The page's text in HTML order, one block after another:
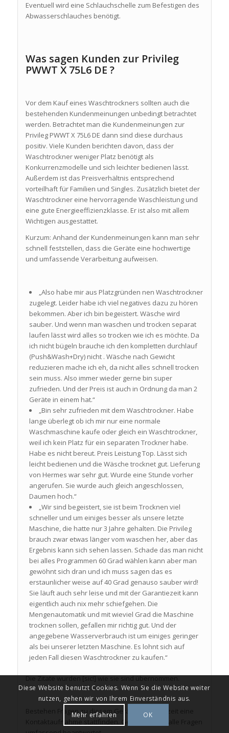
Eventuell wird eine Schlauchschelle zum Befestigen des
Abwasserschlauches benötigt.
Was sagen Kunden zur Privileg
PWWT X 75L6 DE ?
Vor dem Kauf eines Waschtrockners sollten auch die
bestehenden Kundenmeinungen unbedingt betrachtet
werden. Betrachtet man die Kundenmeinungen zur
Privileg PWWT X 75L6 DE dann sind diese durchaus
positiv. Viele Kunden berichten davon, dass der
Waschtrockner weniger Platz benötigt als
Konkurrenzmodelle und sich leichter bedienen lässt.
Außerdem ist das Preisverhältnis entsprechend
vorteilhaft für Familien und Singles. Zusätzlich bietet der
Waschtrockner eine hervorragende Waschleistung und
eine gute Energieeffizienzklasse. Er ist also mit allem
Wichtigen ausgestattet.
Kurzum: Anhand der Kundenmeinungen kann man sehr
schnell feststellen, dass die Geräte eine hochwertige
und umfassende Verarbeitung aufweisen.
„Also habe mir aus Platzgründen nen Waschtrockner
zugelegt. Leider habe ich viel negatives dazu zu hören
bekommen. Aber ich bin begeistert. Wäsche wird
sauber. Und wenn man waschen und trocken separat
laufen lässt wird alles so trocken wie ich es möchte. Da
ich nicht bügeln brauche ich den kompletten durchlauf
(Push&Wash+Dry) nicht . Wäsche nach Gewicht
reduzieren mache ich eh, da nicht alles schnell trocken
sein muss. Also immer wieder gerne bin super
zufrieden. Und der Preis ist auch in Ordnung da man 2
Geräte in einem hat.“
„Bin sehr zufrieden mit dem Waschtrockner. Habe
lange überlegt ob ich mir nur eine normale
Waschmaschine kaufe oder gleich ein Waschtrockner,
weil ich kein Platz für ein separaten Trockner habe.
Habe es nicht bereut. Preis Leistung Top. Lässt sich
leicht bedienen und die Wäsche trocknet gut. Lieferung
von Hermes war sehr gut. Wurde eine Stunde vorher
angerufen. Sie wurde auch gleich angeschlossen,
Daumen hoch.“
„Wir sind begeistert, sie ist beim Trocknen viel
schneller und um einiges besser als unsere letzte
Maschine, die hatte nur 3 Jahre gehalten. Die Privileg
brauch zwar etwas länger vom waschen her, aber das
Ergebnis kann sich sehen lassen. Schade das man nicht
bei alles Programmen 60 Grad wählen kann aber man
gewöhnt sich dran und ich muss sagen das es
erstaunlicher weise auf 40 Grad genauso sauber wird!
Sie läuft auch sehr leise und mit der Garantiezeit kann
eigentlich auch nix mehr schiefgehen. Die
Mengenautomatik und mit wieviel Grad die Maschine
trocknen sollen, gefallen mir richtig gut. Und der
angegebene Wasserverbrauch ist um einiges geringer
als bei unserer letzten Maschine. Es lohnt sich auf
jeden Fall diesen Waschtrockner zu kaufen.“
Die Zitate wurden [sic!] wie sie sind übernommen.
Bestehen Fragen zu diesem Gerät kann jederzeit eine
Diese Website benutzt Cookies. Wenn Sie die Website weiter
nutzen, gehen wir von Ihrem Einverständnis aus.
Mehr erfahren
OK